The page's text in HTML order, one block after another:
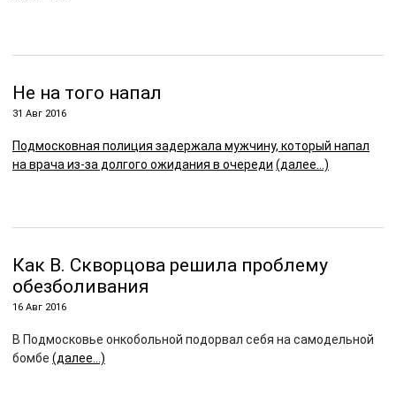
Не на того напал
31 Авг 2016
Подмосковная полиция задержала мужчину, который напал
на врача из-за долгого ожидания в очереди (далее…)
Как В. Скворцова решила проблему
обезболивания
16 Авг 2016
В Подмосковье онкобольной подорвал себя на самодельной
бомбе (далее…)